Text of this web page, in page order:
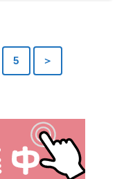
5 ＞